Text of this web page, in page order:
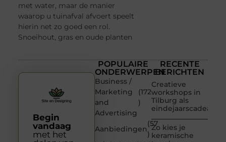
met water, maar de manier
waarop u tuinafval afvoert speelt
hierin net zo goed een rol.
Snoeihout, gras en oude planten
POPULAIRE
ONDERWERPEN
Business /
Marketing
and
Advertising
(172
)
Aanbiedingen
(57
)
RECENTE
BERICHTEN
Creatieve
workshops in
Tilburg als
eindejaarscadeau
Zo kies je
keramische
Begin
vandaag
met het